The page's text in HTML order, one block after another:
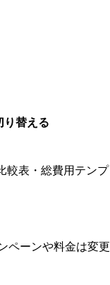
替える
較表・総費用テンプ
ペーンや料金は変更